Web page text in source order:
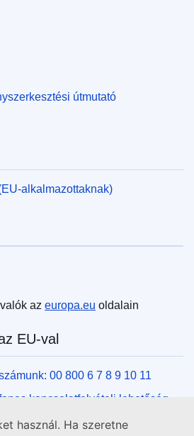
használ. Ha szeretne
útmutató
alkalmazottaknak)
az europa.eu oldalain
EU-val
00 800 6 7 8 9 10 11
kapcsolatfelvételi lehetőség